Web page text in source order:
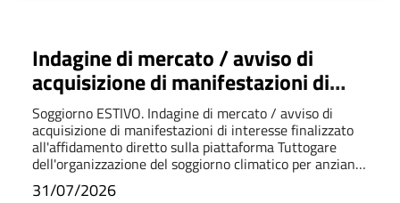
Indagine di mercato / avviso di
acquisizione di manifestazioni di
interesse finalizzato all'affidamento
diretto sulla piattaforma Tuttogare
dell'organizzazione del soggiorno
climatico per anziani 2026.
Soggiorno ESTIVO. Indagine di mercato / avviso di
acquisizione di manifestazioni di interesse finalizzato
all'affidamento diretto sulla piattaforma Tuttogare
dell'organizzazione del soggiorno climatico per anziani
2026.
31/07/2026